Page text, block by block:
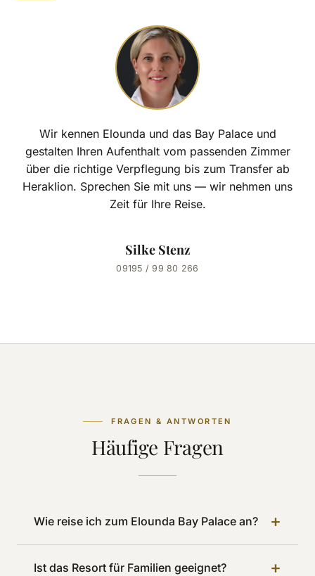
Wir kennen Elounda und das Bay Palace und
gestalten Ihren Aufenthalt vom passenden Zimmer
über die richtige Verpflegung bis zum Transfer ab
Heraklion. Sprechen Sie mit uns — wir nehmen uns
Zeit für Ihre Reise.
Silke Stenz
09195 / 99 80 266
FRAGEN & ANTWORTEN
Häufige Fragen
Wie reise ich zum Elounda Bay Palace an? +
Ist das Resort für Familien geeignet? +